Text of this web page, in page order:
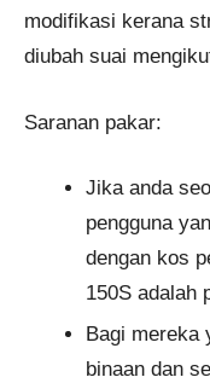
modifikasi kerana
diubah suai
Saranan pakar:
Jika anda
pengguna
dengan kos
150S adalah
Bagi mereka
binaan dan